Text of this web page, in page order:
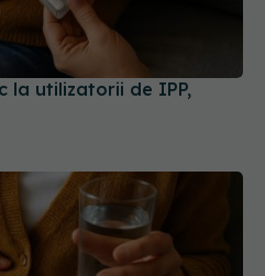
la utilizatorii de IPP,